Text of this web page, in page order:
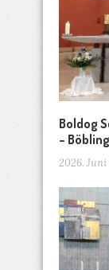
Boldog
–
2026. Juni